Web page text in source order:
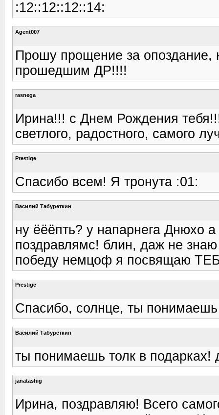
:12::12::12::14:
Agent007
Прошу прощение за
прошедшим ДР!!!!
rasnega
Ирина!!! с Днем Рождения
светлого, радостного, самого
Prestige
Спасибо всем! Я тронута :01:
Василий Табуреткин
ну ёёёпть? у напарнега Днюхо
поздравлямс! блин, даж не
победу немцоф я посвящаю
Prestige
Спасибо, солнце, ты понимаешь
Василий Табуреткин
ты понимаешь толк в
janatashig
Ирина, поздравляю! Всего